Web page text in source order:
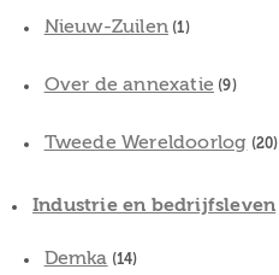
Nieuw-Zuilen (1)
Over de annexatie (9)
Tweede Wereldoorlog (20)
Industrie en bedrijfsleven
Demka (14)